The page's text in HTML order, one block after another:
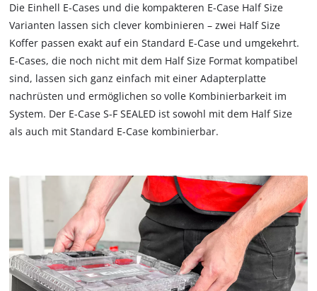
Die Einhell E-Cases und die kompakteren E-Case Half Size
Varianten lassen sich clever kombinieren – zwei Half Size
Koffer passen exakt auf ein Standard E-Case und umgekehrt.
E-Cases, die noch nicht mit dem Half Size Format kompatibel
sind, lassen sich ganz einfach mit einer Adapterplatte
nachrüsten und ermöglichen so volle Kombinierbarkeit im
System. Der E-Case S-F SEALED ist sowohl mit dem Half Size
als auch mit Standard E-Case kombinierbar.